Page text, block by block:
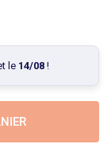
le 14/08!